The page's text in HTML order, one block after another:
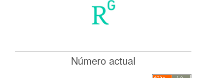
Número actual